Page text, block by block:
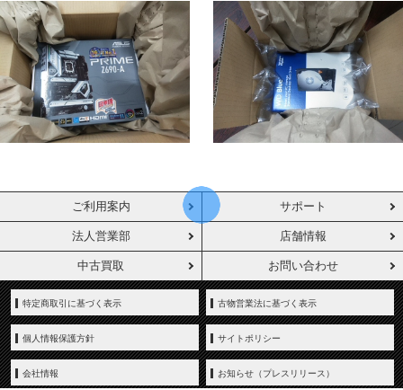
ご利用案内 サポート
法人営業部 店舗情報
中古買取 お問い合わせ
特定商取引に基づく表示 古物営業法に基づく表示
個人情報保護方針 サイトポリシー
会社情報 お知らせ（プレスリリース）